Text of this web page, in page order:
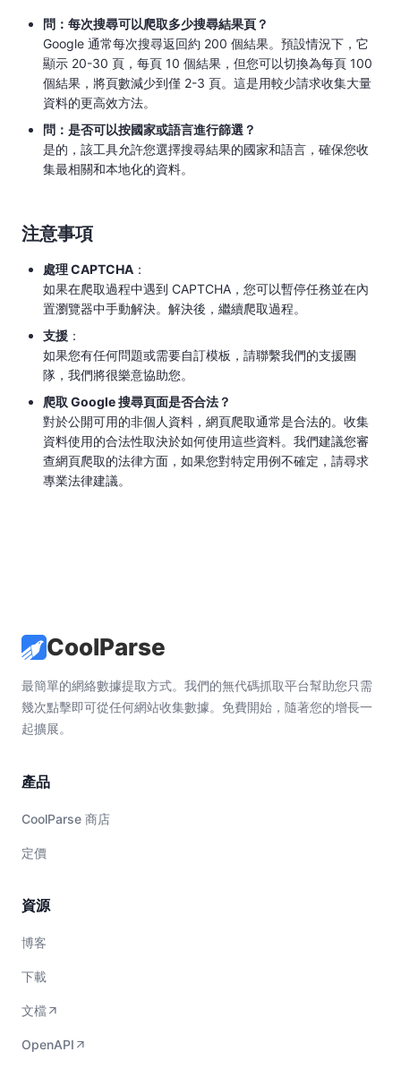
問：每次搜尋可以爬取多少搜尋結果頁？
Google 通常每次搜尋返回約 200 個結果。預設情況下，它
顯示 20-30 頁，每頁 10 個結果，但您可以切換為每頁 100
個結果，將頁數減少到僅 2-3 頁。這是用較少請求收集大量
資料的更高效方法。
問：是否可以按國家或語言進行篩選？
是的，該工具允許您選擇搜尋結果的國家和語言，確保您收
集最相關和本地化的資料。
注意事項
處理 CAPTCHA ​：
如果在爬取過程中遇到 CAPTCHA，您可以暫停任務並在內
置瀏覽器中手動解決。解決後，繼續爬取過程。
支援 ​：
如果您有任何問題或需要自訂模板，請聯繫我們的支援團
隊，我們將很樂意協助您。
爬取 Google 搜尋頁面是否合法？
對於公開可用的非個人資料，網頁爬取通常是合法的。收集
資料使用的合法性取決於如何使用這些資料。我們建議您審
查網頁爬取的法律方面，如果您對特定用例不確定，請尋求
專業法律建議。
CoolParse
最簡單的網絡數據提取方式。我們的無代碼抓取平台幫助您只需
幾次點擊即可從任何網站收集數據。免費開始，隨著您的增長一
起擴展。
產品
CoolParse 商店
定價
資源
博客
下載
文檔
OpenAPI